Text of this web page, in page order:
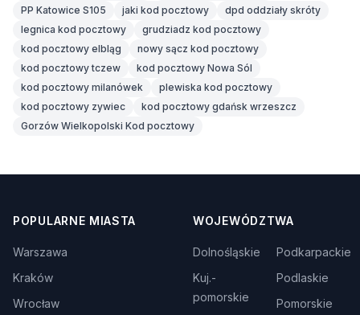
PP Katowice S105
jaki kod pocztowy
dpd oddziały skróty
legnica kod pocztowy
grudziadz kod pocztowy
kod pocztowy elbląg
nowy sącz kod pocztowy
kod pocztowy tczew
kod pocztowy Nowa Sól
kod pocztowy milanówek
plewiska kod pocztowy
kod pocztowy zywiec
kod pocztowy gdańsk wrzeszcz
Gorzów Wielkopolski Kod pocztowy
POPULARNE MIASTA
Warszawa
Kraków
Wrocław
WOJEWÓDZTWA
Dolnośląskie
Kuj.-
pomorskie
Podkarpackie
Podlaskie
Pomorskie